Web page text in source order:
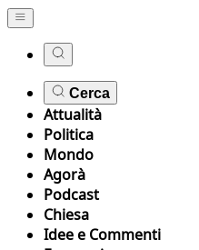
Cerca
Attualità
Politica
Mondo
Agorà
Podcast
Chiesa
Idee e Commenti